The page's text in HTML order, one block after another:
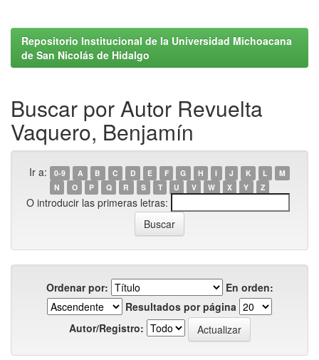
Repositorio Institucional de la Universidad Michoacana
de San Nicolás de Hidalgo
Buscar por Autor Revuelta
Vaquero, Benjamín
Ir a: 0-9 A B C D E F G H I J K L
M
N
O P Q R S T U V W X Y Z
O introducir las primeras letras:
Ordenar por:
En orden:
Resultados por página
Autor/Registro: